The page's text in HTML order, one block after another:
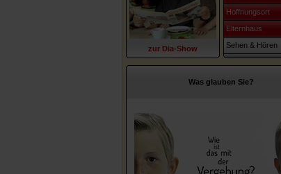
zur Dia-Show
Hoffnungsort
Elternhaus
Sehen & Hören
Was glauben Sie?